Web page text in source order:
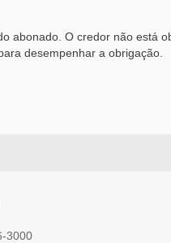
abonado. O credor não está
desempenhar a obrigação.
3000